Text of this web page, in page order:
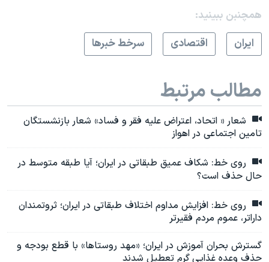
همچنبن ببینید:
ايران
اقتصادی سرخط خبرها
مطالب مرتبط
شعار « اتحاد، اعتراض علیه فقر و فساد» شعار بازنشستگان
تامین اجتماعی در اهواز
روی خط: شکاف عمیق طبقاتی در ایران؛ آیا طبقه متوسط در
حال حذف است؟
روی خط: افزایش مداوم اختلاف طبقاتی در ایران؛ ثروتمندان
داراتر، عموم مردم فقیرتر
گسترش بحران آموزش در ایران؛ «مهد روستاها» با قطع بودجه و
حذف وعده غذایی گرم تعطیل شدند